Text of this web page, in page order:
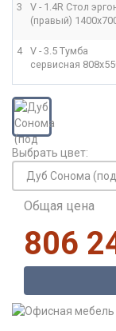
3
V - 1.4R Стол
(правый)
4
V - 3.5 Тумба
сервисная
Выбрать цвет:
Общая цена
806